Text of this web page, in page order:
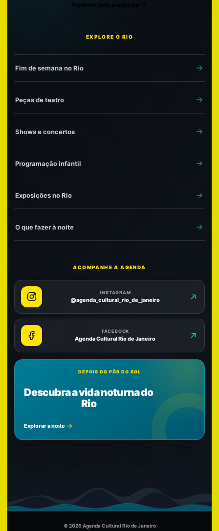
Explorar toda a agenda
EXPLORE O RIO
Fim de semana no Rio
Peças de teatro
Shows e concertos
Programação infantil
Exposições no Rio
O que fazer à noite
ACOMPANHE A AGENDA
INSTAGRAM
@agenda_cultural_rio_de_janeiro
FACEBOOK
Agenda Cultural Rio de Janeiro
DEPOIS DO PÔR DO SOL
Descubra a vida noturna do
Rio
Explorar a noite
© 2026 Agenda Cultural Rio de Janeiro